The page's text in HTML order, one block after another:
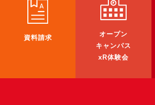
3D Gaussian Splatting アプリ開発研修
3DGSニュース
《受託開発》
《最新プロダクト》
資料請求
オープン
キャンパス
xR体験会